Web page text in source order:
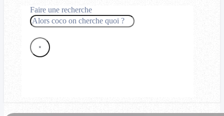
Faire une recherche
Rechercher
×